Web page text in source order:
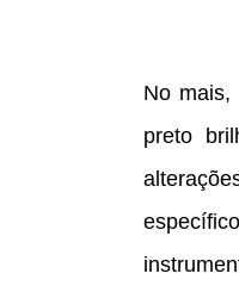
No mais,
preto